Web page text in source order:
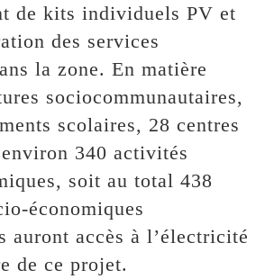
de kits individuels PV et
des services
la zone. En matière
sociocommunautaires,
scolaires, 28 centres
340 activités
soit au total 438
économiques
auront accès à l’électricité
de ce projet.